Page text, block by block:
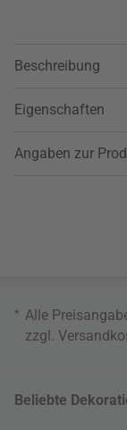
Beschreibung
Eigenschaften
Angaben zur
* Alle
zzgl.
Beliebte